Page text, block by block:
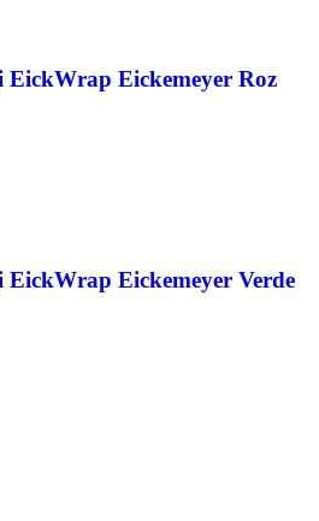
Eickemeyer Roz
Eickemeyer Verde